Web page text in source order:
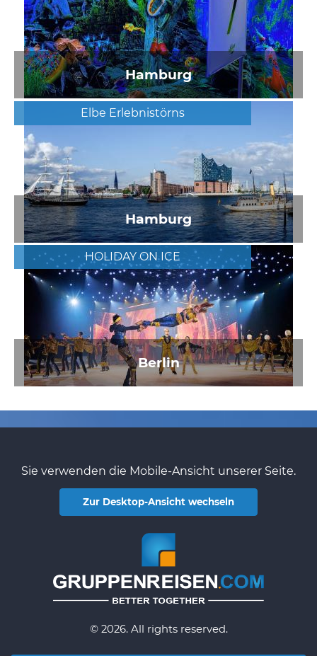
Hamburg
Elbe Erlebnistörns
Hamburg
HOLIDAY ON ICE
Berlin
Sie verwenden die Mobile-Ansicht unserer Seite.
Zur Desktop-Ansicht wechseln
© 2026. All rights reserved.